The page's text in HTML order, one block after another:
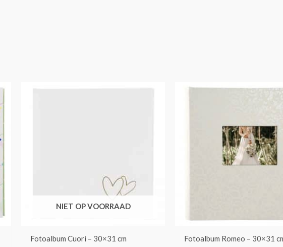
NIET OP VOORRAAD
Fotoalbum Cuori – 30×31 cm Fotoalbum Romeo – 30×31